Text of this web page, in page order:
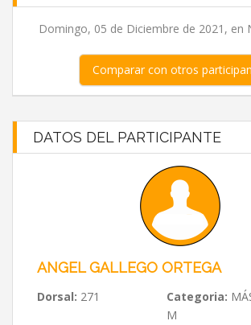
Domingo, 05 de Diciembre de 2021, en
Comparar con otros
DATOS DEL PARTICIPANTE
ANGEL GALLEGO ORTEGA
Dorsal: 271 Categoria:
M